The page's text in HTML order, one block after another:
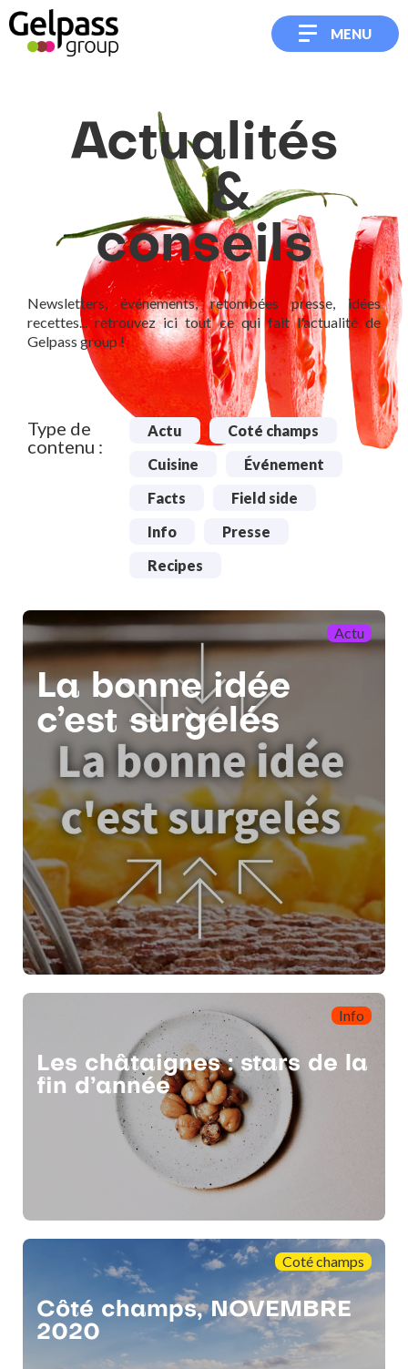
MENU
Actualités
&
conseils
Newsletters, événements, retombées presse, idées
recettes... retrouvez ici tout ce qui fait l'actualité de
Gelpass group !
Type de
contenu :
Actu
Coté champs
Cuisine
Événement
Facts
Field side
Info
Presse
Recipes
Actu
La bonne idée
c’est surgelés
Info
Les châtaignes : stars de la
fin d’année
Coté champs
Côté champs, NOVEMBRE
2020